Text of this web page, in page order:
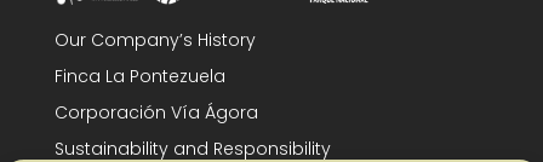
Our Company’s History
Finca La Pontezuela
Corporación Vía Ágora
Sustainability and Responsibility